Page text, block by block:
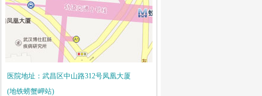
医院地址：武昌区中山路312号凤凰大厦
(地铁螃蟹岬站)